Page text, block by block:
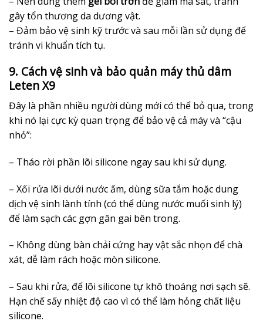
gây tổn thương da dương vật.
– Đảm bảo vệ sinh kỹ trước và sau mỗi lần sử dụng để
tránh vi khuẩn tích tụ.
9. Cách vệ sinh và bảo quản máy thủ dâm
Leten X9
Đây là phần nhiều người dùng mới có thể bỏ qua, trong
khi nó lại cực kỳ quan trọng để bảo vệ cả máy và “cậu
nhỏ”:
– Tháo rời phần lõi silicone ngay sau khi sử dụng.
– Xối rửa lõi dưới nước ấm, dùng sữa tắm hoặc dung
dịch vệ sinh lành tính (có thể dùng nước muối sinh lý)
để làm sạch các gợn gân gai bên trong.
– Không dùng bàn chải cứng hay vật sắc nhọn để chà
xát, dễ làm rách hoặc mòn silicone.
– Sau khi rửa, để lõi silicone tự khô thoáng nơi sạch sẽ.
Hạn chế sấy nhiệt độ cao vì có thể làm hỏng chất liệu
silicone.